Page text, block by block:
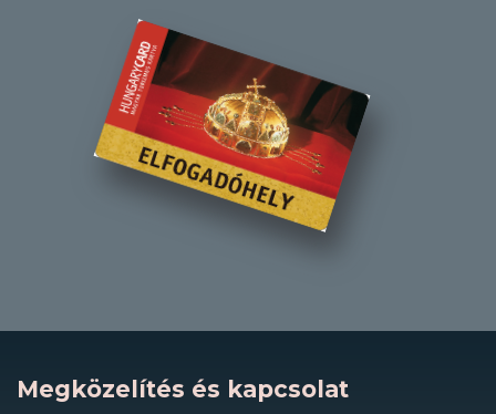
Megközelítés és kapcsolat